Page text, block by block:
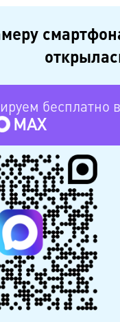
бесплатно в
MAX